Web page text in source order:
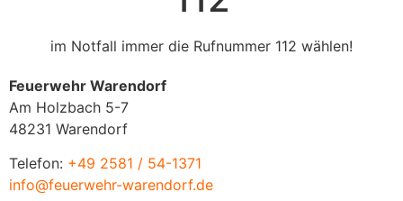
im Notfall immer die Rufnummer 112 wählen!
Feuerwehr Warendorf
Am Holzbach 5-7
48231 Warendorf
Telefon: +49 2581 / 54-1371
info@feuerwehr-warendorf.de